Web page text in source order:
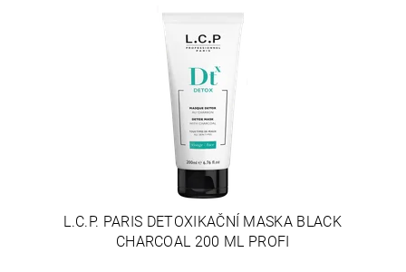
L.C.P. PARIS DETOXIKAČNÍ MASKA BLACK
CHARCOAL 200 ML PROFI